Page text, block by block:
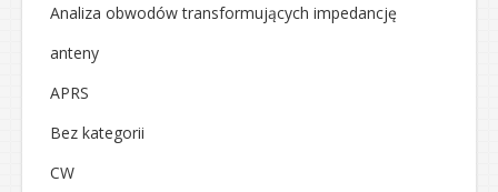
Analiza obwodów transformujących impedancję
anteny
APRS
Bez kategorii
CW